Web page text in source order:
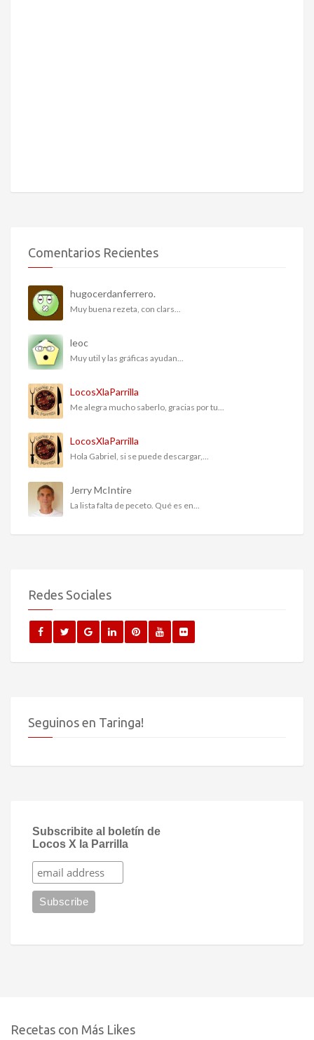
Comentarios Recientes
hugocerdanferrero.
Muy buena rezeta, con clars...
leoc
Muy util y las gráficas ayudan...
LocosXlaParrilla
Me alegra mucho saberlo, gracias por tu...
LocosXlaParrilla
Hola Gabriel, si se puede descargar,...
Jerry McIntire
La lista falta de peceto. Qué es en...
Redes Sociales
Seguinos en Taringa!
Subscribite al boletín de
Locos X la Parrilla
Recetas con Más Likes